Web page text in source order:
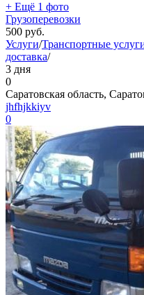
+ Ещё 1 фото
Грузоперевозки
500 руб.
Услуги/Транспортные
доставка/
3 дня
0
Саратовская область,
jhfhjkkiyv
0